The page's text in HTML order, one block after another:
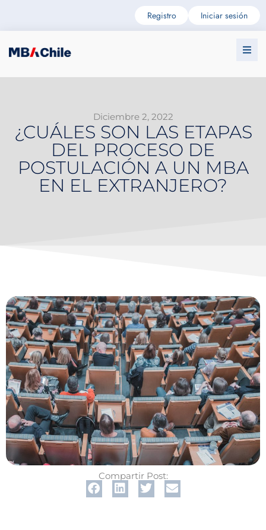
Registro Iniciar sesión
Diciembre 2, 2022
¿CUÁLES SON LAS ETAPAS
DEL PROCESO DE
POSTULACIÓN A UN MBA
EN EL EXTRANJERO?
Compartir Post: